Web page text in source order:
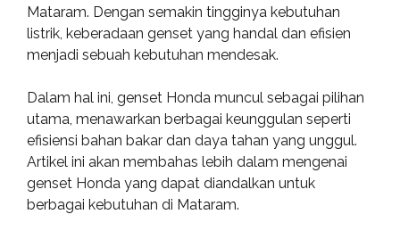
Mataram. Dengan semakin tingginya kebutuhan
listrik, keberadaan genset yang handal dan efisien
menjadi sebuah kebutuhan mendesak.
Dalam hal ini, genset Honda muncul sebagai pilihan
utama, menawarkan berbagai keunggulan seperti
efisiensi bahan bakar dan daya tahan yang unggul.
Artikel ini akan membahas lebih dalam mengenai
genset Honda yang dapat diandalkan untuk
berbagai kebutuhan di Mataram.